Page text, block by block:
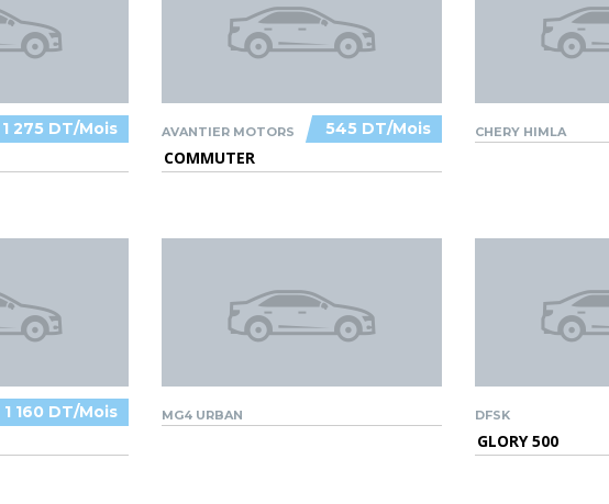
1 275 DT/Mois 545 DT/Mois
AVANTIER MOTORS
COMMUTER
CHERY HIMLA
1 160 DT/Mois MG4 URBAN DFSK
GLORY 500